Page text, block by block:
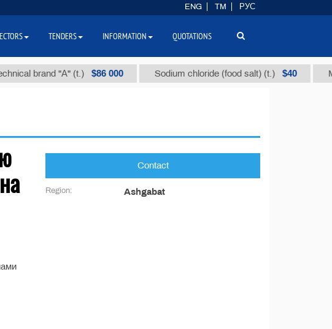
brand "А" (t.) $86 000 Sodium chloride (food salt) (t.) $40
Contact
Region: Ashgabat
ENG TM РУС
TENDERS INFORMATION QUOTATIONS